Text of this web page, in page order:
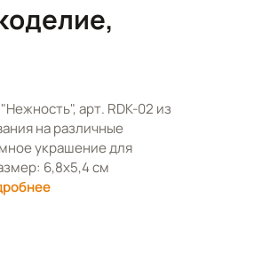
арт. RDK-02 из
на различные
украшение для
6,8х5,4 см